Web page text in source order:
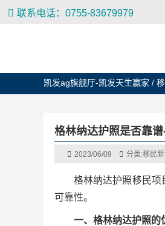
联系电话：0755-83679979
凯发ag旗舰厅-凯发天生赢家 /
格林纳达护照是否靠
2023/06/09 分类:移民新
格林纳达护照移民
可靠性。
一、格林纳达护照的